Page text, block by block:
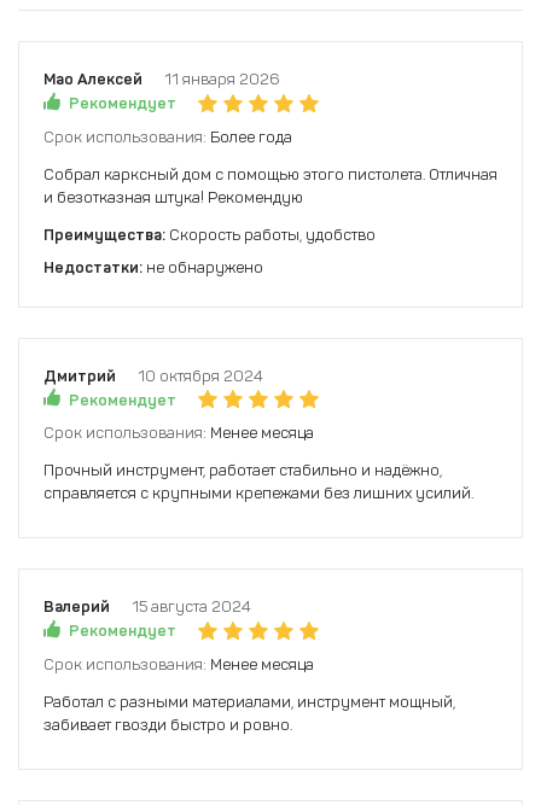
Мао Алексей
11 января 2026
Рекомендует
Срок использования: Более года
Собрал карксный дом с помощью этого пистолета. Отличная
и безотказная штука! Рекомендую
Преимущества: Скорость работы, удобство
Недостатки: не обнаружено
Дмитрий
10 октября 2024
Рекомендует
Срок использования: Менее месяца
Прочный инструмент, работает стабильно и надёжно,
справляется с крупными крепежами без лишних усилий.
Валерий
15 августа 2024
Рекомендует
Срок использования: Менее месяца
Работал с разными материалами, инструмент мощный,
забивает гвозди быстро и ровно.